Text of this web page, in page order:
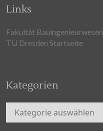
Links
Fakultät Bauingenieurwesen
TU Dresden Startseite
Kategorien
Kategorien